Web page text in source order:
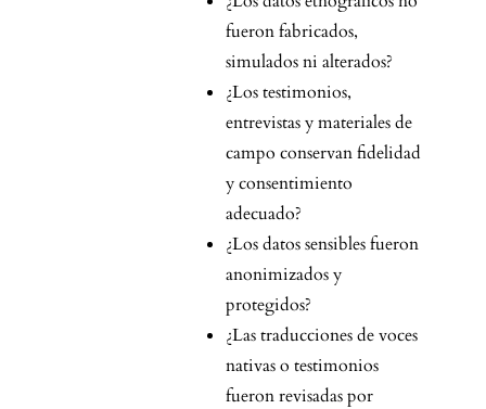
fueron fabricados,
simulados ni alterados?
¿Los testimonios,
entrevistas y materiales de
campo conservan fidelidad
y consentimiento
adecuado?
¿Los datos sensibles fueron
anonimizados y
protegidos?
¿Las traducciones de voces
nativas o testimonios
fueron revisadas por